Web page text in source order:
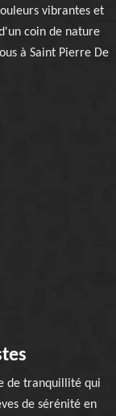
vibrantes et
coin de nature
à Saint Pierre De
de tranquillité qui
de sérénité en